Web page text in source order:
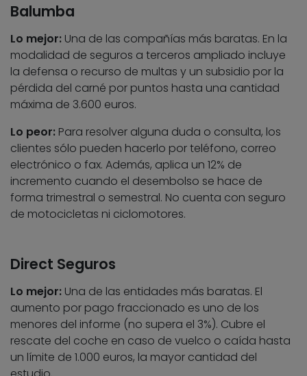
Balumba
Lo mejor: Una de las compañías más baratas. En la
modalidad de seguros a terceros ampliado incluye
la defensa o recurso de multas y un subsidio por la
pérdida del carné por puntos hasta una cantidad
máxima de 3.600 euros.
Lo peor: Para resolver alguna duda o consulta, los
clientes sólo pueden hacerlo por teléfono, correo
electrónico o fax. Además, aplica un 12% de
incremento cuando el desembolso se hace de
forma trimestral o semestral. No cuenta con seguro
de motocicletas ni ciclomotores.
Direct Seguros
Lo mejor: Una de las entidades más baratas. El
aumento por pago fraccionado es uno de los
menores del informe (no supera el 3%). Cubre el
rescate del coche en caso de vuelco o caída hasta
un límite de 1.000 euros, la mayor cantidad del